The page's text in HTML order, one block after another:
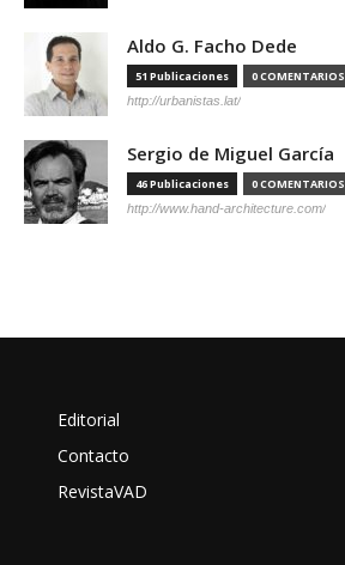
Aldo G. Facho Dede
51 Publicaciones 0 COMENTARIOS
http://urbanistas.lat/
Sergio de Miguel García
46 Publicaciones 0 COMENTARIOS
http://www.hand-architecture.com/
Editorial
Contacto
RevistaVAD